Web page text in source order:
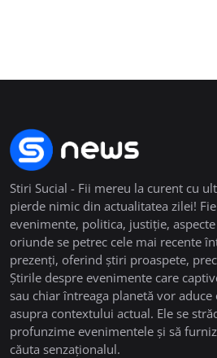
Stiri Sucial - Fii mereu la curent cu
pierde nimic din actualitatea zilei!
evenimente, politica, justiție,
oriunde se petrec cele mai recente
prezenți, oferind știri proaspete,
Știrile despre evenimente care
sau chiar întreaga planetă vor
asupra contextului actual. Ele se
profunzime evenimentele și să
căuta senzaționalul.